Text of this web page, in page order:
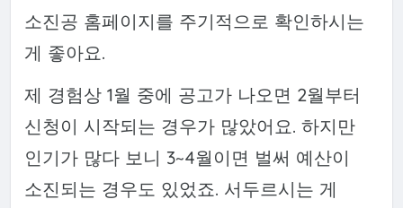
소진공 홈페이지를 주기적으로 확인하시는
게 좋아요.
제 경험상 1월 중에 공고가 나오면 2월부터
신청이 시작되는 경우가 많았어요. 하지만
인기가 많다 보니 3~4월이면 벌써 예산이
소진되는 경우도 있었죠. 서두르시는 게